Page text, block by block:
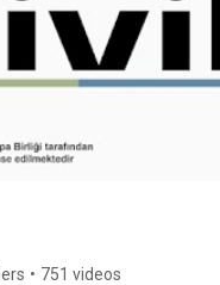
• 751 videos